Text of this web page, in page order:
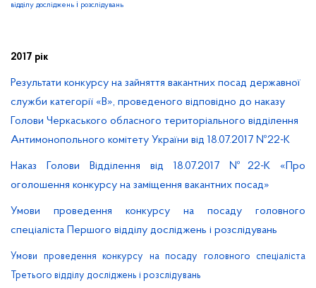
відділу досліджень і розслідувань
2017 рік
Результати конкурсу на зайняття вакантних посад державної
служби категорії «В», проведеного відповідно до наказу
Голови Черкаського обласного територіального відділення
Антимонопольного комітету України від 18.07.2017 №22-К
Наказ Голови Відділення від 18.07.2017 №22-К «Про
оголошення конкурсу на заміщення вакантних посад»
Умови проведення конкурсу на посаду головного
спеціаліста Першого відділу досліджень і розслідувань
Умови проведення конкурсу на посаду головного спеціаліста
Третього відділу досліджень і розслідувань